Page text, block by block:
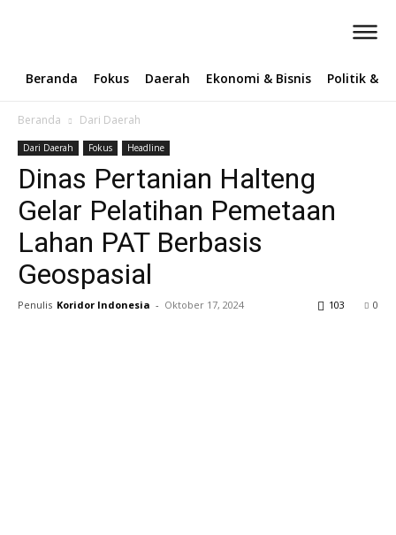
Beranda Fokus Daerah Ekonomi & Bisnis Politik &
Beranda Dari Daerah
Dari Daerah Fokus Headline
Dinas Pertanian Halteng
Gelar Pelatihan Pemetaan
Lahan PAT Berbasis
Geospasial
Penulis Koridor Indonesia - Oktober 17, 2024 0
103